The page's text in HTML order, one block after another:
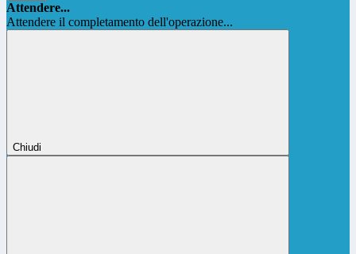
Attendere...
Attendere il completamento dell'operazione...
Chiudi